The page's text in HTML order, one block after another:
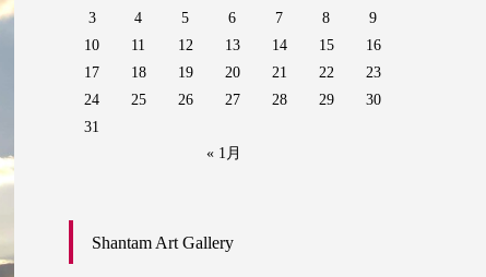
3
4 5 6 7 8
9
10
11 12 13 14 15
16
17
18 19 20 21 22
23
24
25 26 27 28 29
30
31
« 1月
Shantam Art Gallery